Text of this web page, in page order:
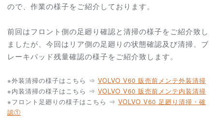
ので、作業の様子をご紹介しております。
前回はフロント側の足廻り確認と清掃の様子をご紹介致し
ましたが、今回はリア側の足廻りの状態確認及び清掃、ブ
レーキパッド残量確認の様子をご紹介致します。
※外装清掃の様子はこちら ⇒ VOLVO V60 販売前メンテ外装清掃
※内装清掃の様子はこちら ⇒ VOLVO V60 販売前メンテ内装清掃
※フロント足廻りの様子はこちら ⇒ VOLVO V60 足廻り清掃・確
認①